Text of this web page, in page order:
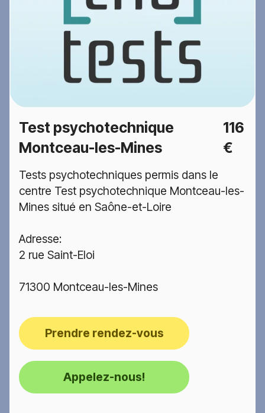
Test psychotechnique
Montceau-les-Mines
116
€
Tests psychotechniques permis dans le
centre Test psychotechnique Montceau-les-
Mines situé en Saône-et-Loire
Adresse:
2 rue Saint-Eloi
71300 Montceau-les-Mines
Prendre rendez-vous
Appelez-nous!